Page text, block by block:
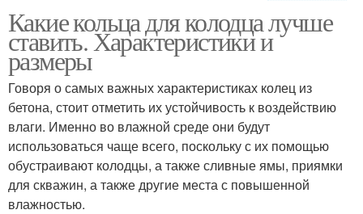
канализацию
Ям из бетонных колец
Какие кольца для колодца лучше
ставить. Характеристики и
размеры
Говоря о самых важных характеристиках колец из
бетона, стоит отметить их устойчивость к воздействию
влаги. Именно во влажной среде они будут
использоваться чаще всего, поскольку с их помощью
обустраивают колодцы, а также сливные ямы, приямки
для скважин, а также другие места с повышенной
влажностью.